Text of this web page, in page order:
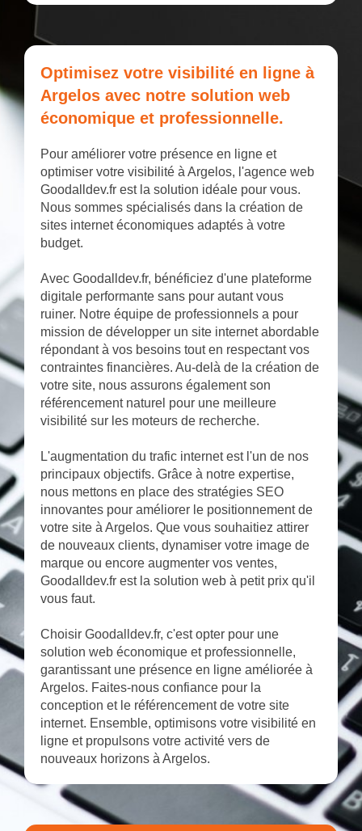
Optimisez votre visibilité en ligne à
Argelos avec notre solution web
économique et professionnelle.
Pour améliorer votre présence en ligne et
optimiser votre visibilité à Argelos, l'agence web
Goodalldev.fr est la solution idéale pour vous.
Nous sommes spécialisés dans la création de
sites internet économiques adaptés à votre
budget.
Avec Goodalldev.fr, bénéficiez d'une plateforme
digitale performante sans pour autant vous
ruiner. Notre équipe de professionnels a pour
mission de développer un site internet abordable
répondant à vos besoins tout en respectant vos
contraintes financières. Au-delà de la création de
votre site, nous assurons également son
référencement naturel pour une meilleure
visibilité sur les moteurs de recherche.
L'augmentation du trafic internet est l'un de nos
principaux objectifs. Grâce à notre expertise,
nous mettons en place des stratégies SEO
innovantes pour améliorer le positionnement de
votre site à Argelos. Que vous souhaitiez attirer
de nouveaux clients, dynamiser votre image de
marque ou encore augmenter vos ventes,
Goodalldev.fr est la solution web à petit prix qu'il
vous faut.
Choisir Goodalldev.fr, c'est opter pour une
solution web économique et professionnelle,
garantissant une présence en ligne améliorée à
Argelos. Faites-nous confiance pour la
conception et le référencement de votre site
internet. Ensemble, optimisons votre visibilité en
ligne et propulsons votre activité vers de
nouveaux horizons à Argelos.